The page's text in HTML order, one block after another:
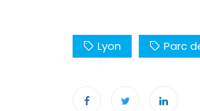
Lyon Parc